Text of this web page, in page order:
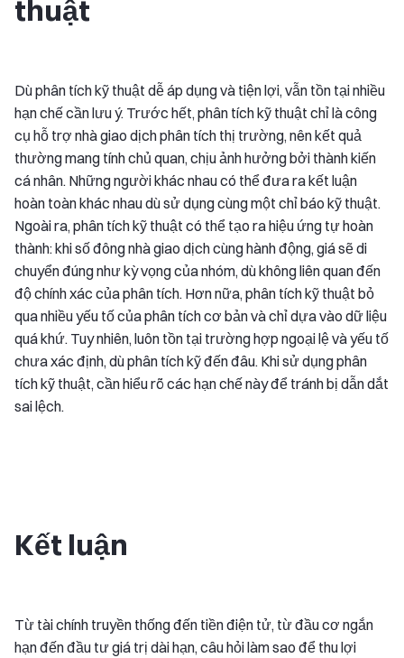
thuật
Dù phân tích kỹ thuật dễ áp dụng và tiện lợi, vẫn tồn tại nhiều
hạn chế cần lưu ý. Trước hết, phân tích kỹ thuật chỉ là công
cụ hỗ trợ nhà giao dịch phân tích thị trường, nên kết quả
thường mang tính chủ quan, chịu ảnh hưởng bởi thành kiến
cá nhân. Những người khác nhau có thể đưa ra kết luận
hoàn toàn khác nhau dù sử dụng cùng một chỉ báo kỹ thuật.
Ngoài ra, phân tích kỹ thuật có thể tạo ra hiệu ứng tự hoàn
thành: khi số đông nhà giao dịch cùng hành động, giá sẽ di
chuyển đúng như kỳ vọng của nhóm, dù không liên quan đến
độ chính xác của phân tích. Hơn nữa, phân tích kỹ thuật bỏ
qua nhiều yếu tố của phân tích cơ bản và chỉ dựa vào dữ liệu
quá khứ. Tuy nhiên, luôn tồn tại trường hợp ngoại lệ và yếu tố
chưa xác định, dù phân tích kỹ đến đâu. Khi sử dụng phân
tích kỹ thuật, cần hiểu rõ các hạn chế này để tránh bị dẫn dắt
sai lệch.
Kết luận
Từ tài chính truyền thống đến tiền điện tử, từ đầu cơ ngắn
hạn đến đầu tư giá trị dài hạn, câu hỏi làm sao để thu lợi